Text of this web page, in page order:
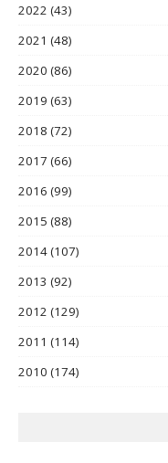
2022 (43)
2021 (48)
2020 (86)
2019 (63)
2018 (72)
2017 (66)
2016 (99)
2015 (88)
2014(107)
2013 (92)
2012 (129)
2011 (114)
2010 (174)